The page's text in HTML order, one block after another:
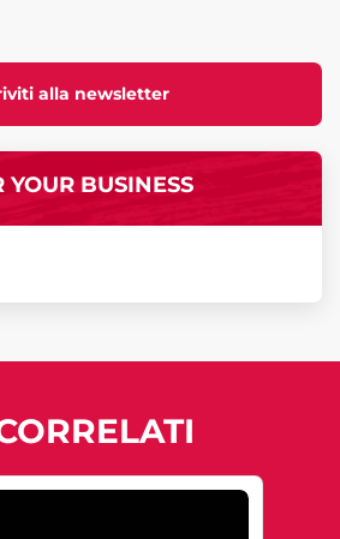
alla newsletter
YOUR BUSINESS